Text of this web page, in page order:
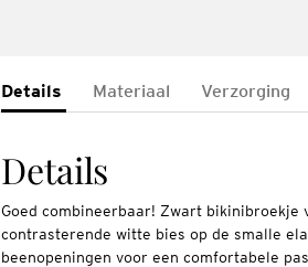
Details Materiaal Verzorging
Details
Goed combineerbaar! Zwart bikinibroekje
contrasterende witte bies op de smalle
beenopeningen voor een comfortabele